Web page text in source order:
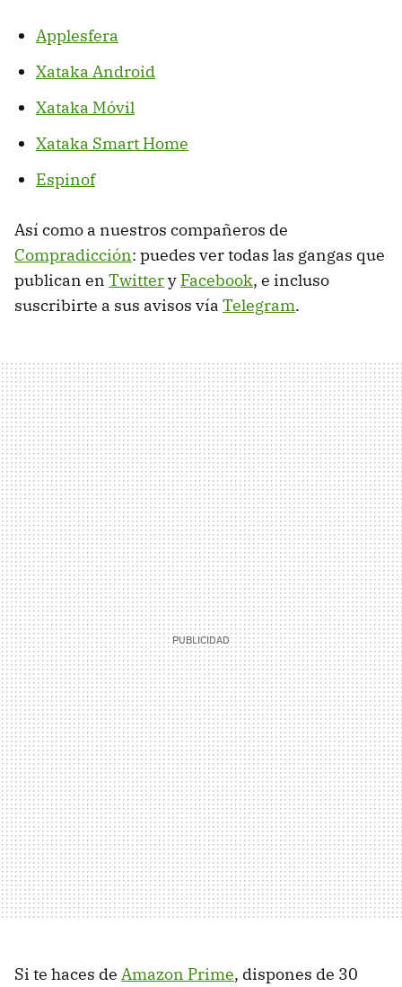
Applesfera
Xataka Android
Xataka Móvil
Xataka Smart Home
Espinof
Así como a nuestros compañeros de
Compradicción: puedes ver todas las gangas que
publican en Twittery Facebook, e incluso
suscribirte a sus avisos vía Telegram.
Si te haces de Amazon Prime, dispones de 30